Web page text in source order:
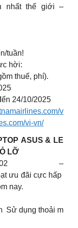
nhất thế giới –
tuần!
hời:
thuế, phí).
24/10/2025
v
vi-vn/
ASUS & LE
LỠ
–
ưu đãi cực hấp
nay.
Sử dụng thoải m